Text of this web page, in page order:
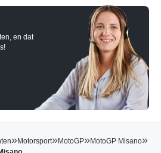
en dat
»Motorsport»MotoGP»MotoGP Misano»